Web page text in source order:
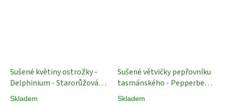
Sušené květiny ostrožky -
Delphinium - Starorůžová -
70 cm
Skladem
Sušené větvičky pepřovníku
tasmánského - Pepperberry
- Modrá
Skladem